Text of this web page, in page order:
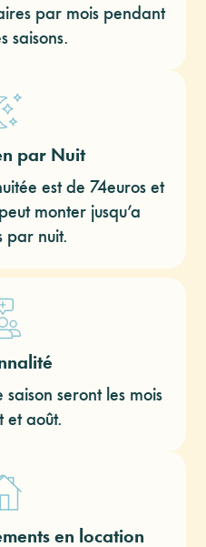
par mois pendant
saisons.
par Nuit
est de 74euros et
monter jusqu’a
par nuit.
seront les mois
et août.
en location